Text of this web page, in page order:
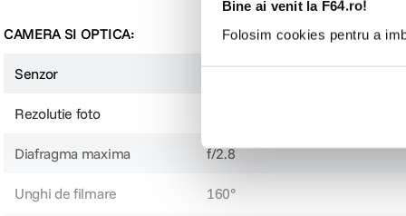
Bine ai venit la F64.ro!
Folosim cookies pentru a
CAMERA SI OPTICA:
Senzor
Rezolutie foto
Diafragma maxima f/2.8
Unghi de filmare 160°